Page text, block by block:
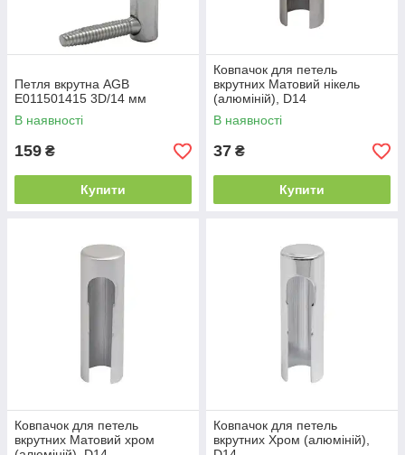
Петля вкрутна AGB
E011501415 3D/14 мм
В наявності
159 ₴
Купити
Ковпачок для петель
вкрутних Матовий нікель
(алюміній), D14
В наявності
37 ₴
Купити
Ковпачок для петель
вкрутних Матовий хром
Ковпачок для петель
вкрутних Хром (алюміній),